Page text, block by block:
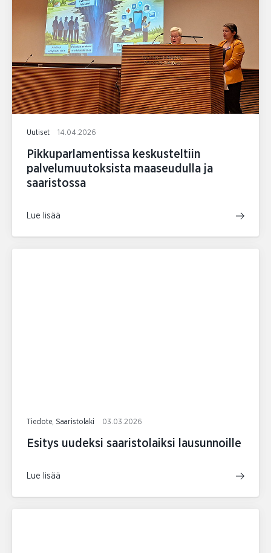
Uutiset 14.04.2026
Pikkuparlamentissa keskusteltiin
palvelumuutoksista maaseudulla ja
saaristossa
Lue lisää
Tiedote, Saaristolaki 03.03.2026
Esitys uudeksi saaristolaiksi lausunnoille
Lue lisää